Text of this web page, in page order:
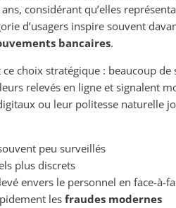
considérant qu’elles
d’usagers inspire souvent
bancaires.
choix stratégique : beaucoup
relevés en ligne et signalent
ou leur politesse naturelle
peu surveillés
plus discrets
envers le personnel en face-à-
les fraudes modernes